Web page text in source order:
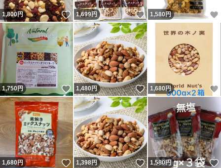
1,800円 いいね！
1,699円 いいね！
1,580円
1,750円 いいね！
1,480円 いいね！
1,680円
1,680円 いいね！
1,398円 いいね！
1,580 円